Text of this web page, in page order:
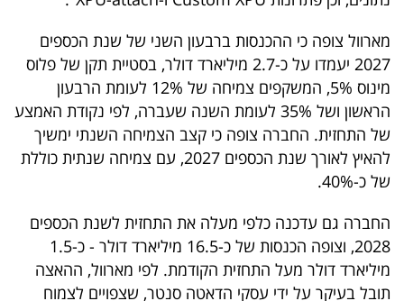
מארוול צופה כי ההכנסות ברבעון השני של שנת הכספים
2027 יעמדו על כ-2.7 מיליארד דולר, בסטיית תקן של פלוס
מינוס 5%, המשקפים צמיחה של 12% לעומת הרבעון
הראשון ושל 35% לעומת השנה שעברה, לפי נקודת האמצע
של התחזית. החברה צופה כי קצב הצמיחה השנתי ימשיך
להאיץ לאורך שנת הכספים 2027, עם צמיחה שנתית כוללת
של כ-40%.
החברה גם עדכנה כלפי מעלה את התחזית לשנת הכספים
2028, וצופה הכנסות של כ-16.5 מיליארד דולר - כ-1.5
מיליארד דולר מעל התחזית הקודמת. לפי מארוול, ההאצה
תובל בעיקר על ידי עסקי הדאטה סנטר, שצפויים לצמוח